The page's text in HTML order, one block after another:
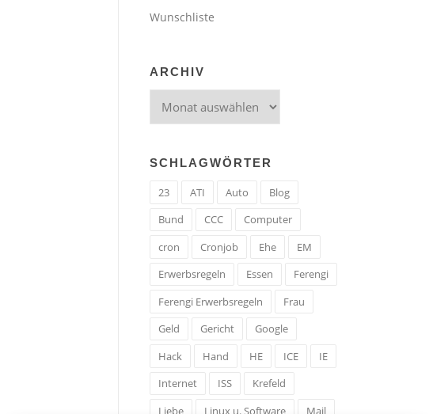
Wunschliste
ARCHIV
Archiv
SCHLAGWÖRTER
23 ATI Auto
Blog
Bund
CCC
Computer
cron
Cronjob Ehe
EM
Erwerbsregeln
Essen
Ferengi
Ferengi Erwerbsregeln
Frau
Geld
Gericht
Google
Hack
Hand HE ICE
IE
Internet
ISS
Krefeld
Liebe
Linux u. Software Mail